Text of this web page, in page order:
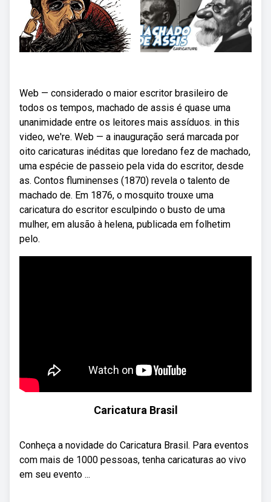
Web — considerado o maior escritor brasileiro de
todos os tempos, machado de assis é quase uma
unanimidade entre os leitores mais assíduos. in this
video, we're. Web — a inauguração será marcada por
oito caricaturas inéditas que loredano fez de machado,
uma espécie de passeio pela vida do escritor, desde
as. Contos fluminenses (1870) revela o talento de
machado de. Em 1876, o mosquito trouxe uma
caricatura do escritor esculpindo o busto de uma
mulher, em alusão à helena, publicada em folhetim
pelo.
Caricatura Brasil
Conheça a novidade do Caricatura Brasil. Para eventos
com mais de 1000 pessoas, tenha caricaturas ao vivo
em seu evento ...